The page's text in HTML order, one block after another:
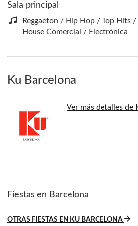
Sala principal
Reggaeton / Hip Hop / Top Hits
House Comercial / Electrónica
Ku Barcelona
Ver más detalles de
Fiestas en Barcelona
OTRAS FIESTAS EN KU BARCELONA